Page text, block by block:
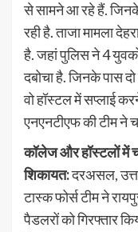
से सामने आ रहे हैं. जिनके
रही है. ताजा मामला
है. जहां पुलिस ने 4
दबोचा है. जिनके पास
वो हॉस्टल में सप्लाई
एनएनटीएफ की टीम ने
कॉलेज और हॉस्टलों में
शिकायत:दरअसल,
टास्क फोर्स टीम ने
पैडलरों को गिरफ्तार